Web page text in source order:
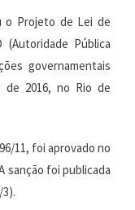
o Projeto de Lei de
Pública
governamentais
de 2016, no Rio de
11, foi aprovado no
sanção foi publicada